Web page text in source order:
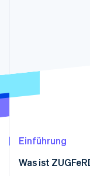
Einführung
Was ist